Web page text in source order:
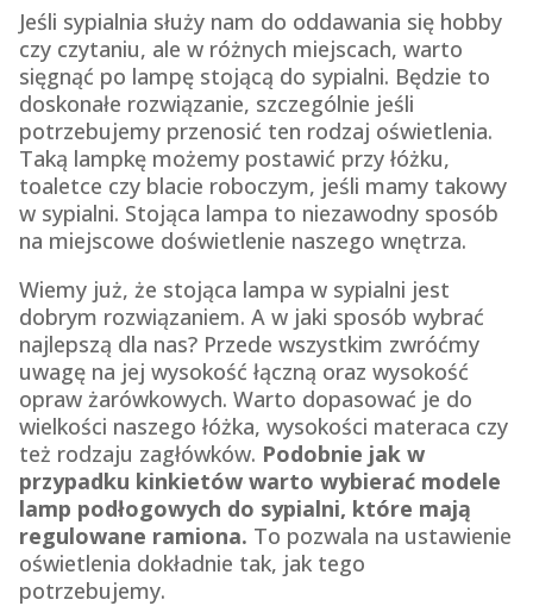
Jeśli sypialnia służy nam do oddawania się hobby
czy czytaniu, ale w różnych miejscach, warto
sięgnąć po lampę stojącą do sypialni. Będzie to
doskonałe rozwiązanie, szczególnie jeśli
potrzebujemy przenosić ten rodzaj oświetlenia.
Taką lampkę możemy postawić przy łóżku,
toaletce czy blacie roboczym, jeśli mamy takowy
w sypialni. Stojąca lampa to niezawodny sposób
na miejscowe doświetlenie naszego wnętrza.
Wiemy już, że stojąca lampa w sypialni jest
dobrym rozwiązaniem. A w jaki sposób wybrać
najlepszą dla nas? Przede wszystkim zwróćmy
uwagę na jej wysokość łączną oraz wysokość
opraw żarówkowych. Warto dopasować je do
wielkości naszego łóżka, wysokości materaca czy
też rodzaju zagłówków. Podobnie jak w
przypadku kinkietów warto wybierać modele
lamp podłogowych do sypialni, które mają
regulowane ramiona. To pozwala na ustawienie
oświetlenia dokładnie tak, jak tego
potrzebujemy.